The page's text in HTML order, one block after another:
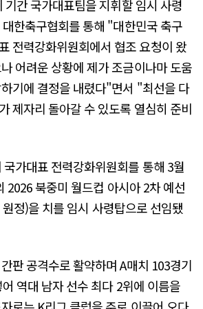
기간 국가대표팀을 지휘할 임시 사령
한축구협회를 통해 "대한민국 축구
전력강화위원회에서 협조 요청이 왔
어려운 상황에 제가 조금이나마 도움
기에 결정을 내렸다"면서 "최선을 다
제자리 돌아갈 수 있도록 열심히 준비
가대표 전력강화위원회를 통해 3월
2026 북중미 월드컵 아시아 2차 예선
정)을 치를 임시 사령탑으로 선임됐
판 공격수로 활약하며 A매치 103경기
역대 남자 선수 최다 2위에 이름을